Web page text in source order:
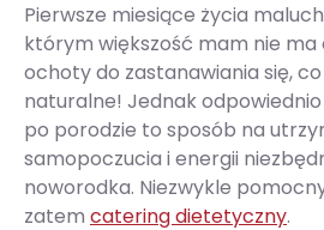
Pierwsze miesiące życia
którym większość mam nie ma
ochoty do zastanawiania się,
naturalne! Jednak
po porodzie to sposób na
samopoczucia i energii
noworodka. Niezwykle
zatem catering dietetyczny.